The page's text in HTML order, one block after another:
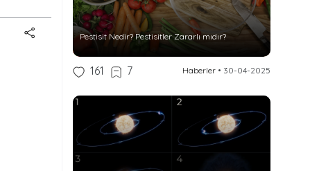
Pestisit Nedir? Pestisitler Zararlı mıdır?
161 7 Haberler• 30-04-2025